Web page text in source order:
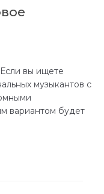
вы ищете
музыкантов с
вариантом будет